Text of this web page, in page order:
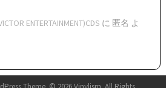
ENTERTAINMENT)CDS に 匿名 よ